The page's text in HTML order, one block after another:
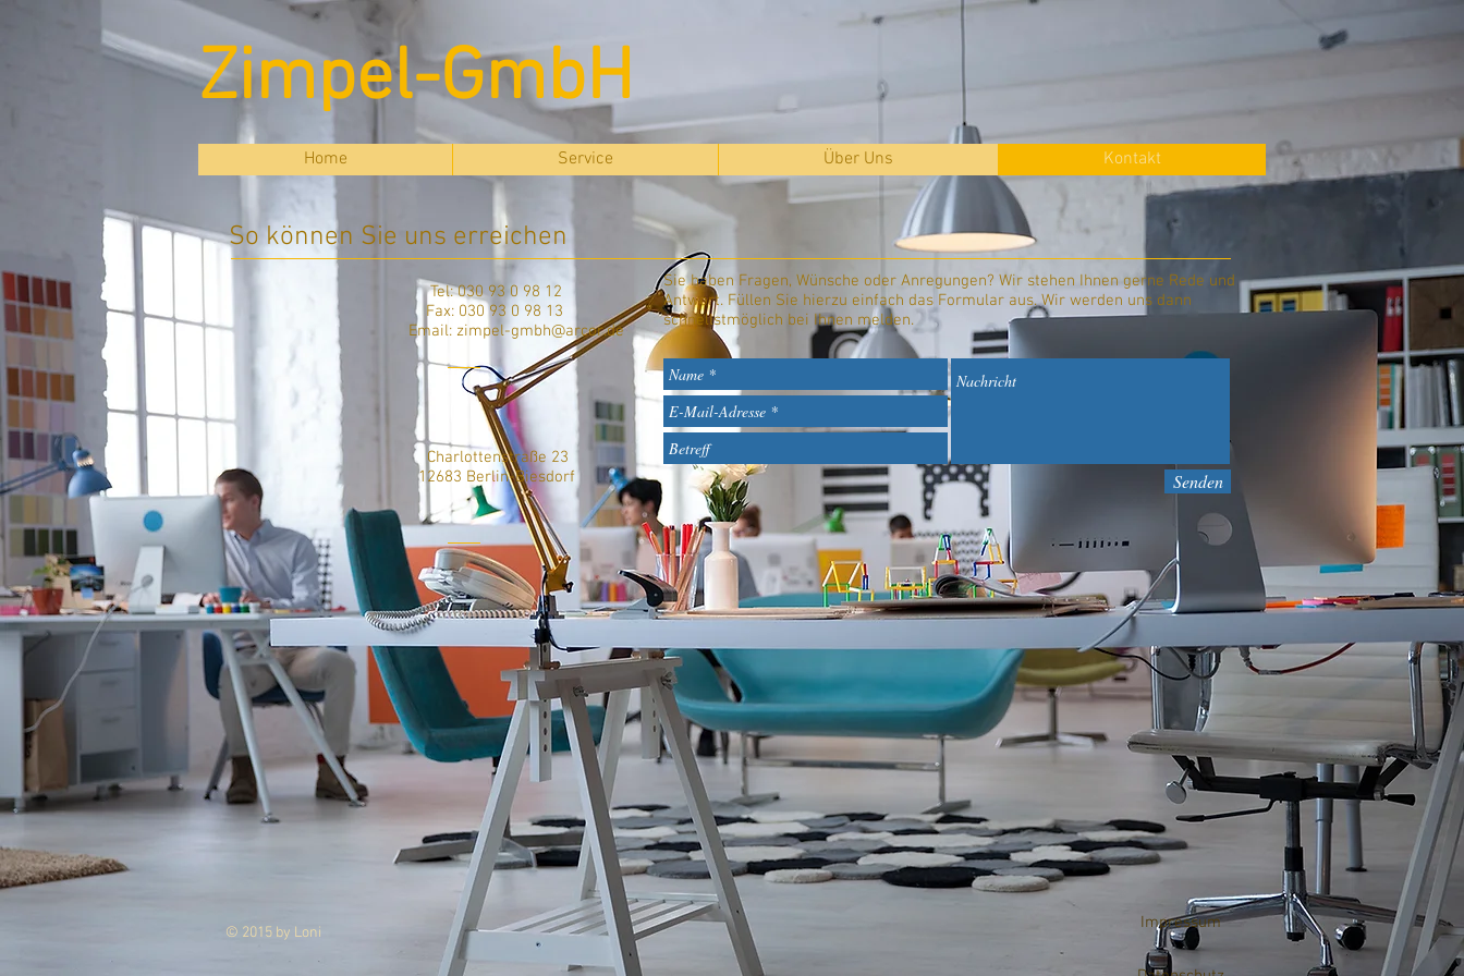
Zimpel-GmbH
Home Service Über Uns Kontakt
So können Sie uns erreichen
Tel: 030 93 0 98 12
Fax: 030 93 0 98 13
Email: zimpel-gmbh@arcor.de
Charlottenstraße 23
12683 Berlin-Biesdorf
Sie haben Fragen, Wünsche oder Anregungen? Wir stehen Ihnen gerne Rede und
Antwort. Füllen Sie hierzu einfach das Formular aus. Wir werden uns dann
schnellstmöglich bei Ihnen melden.
Senden
© 2015 by Loni
Impressum